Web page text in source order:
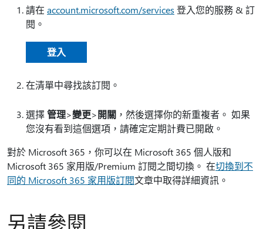
請在 account.microsoft.com/services 登入您的服務 & 訂
閱。
登入
在清單中尋找該訂閱。
選擇管理>變更>開關 ，然後選擇你的新重複者。 如果
您沒有看到這個選項，請確定定期計費已開啟。
對於 Microsoft 365，你可以在 Microsoft 365 個人版和
Microsoft 365 家用版/Premium 訂閱之間切換。 在切換到不
同的 Microsoft 365 家用版訂閱文章中取得詳細資訊。
另請參閱